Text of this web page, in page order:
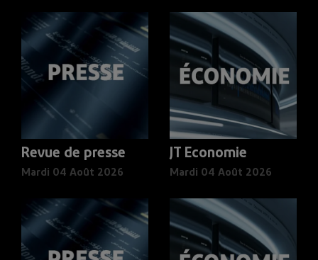
Revue de presse
Mardi 04 Août 2026
JT Economie
Mardi 04 Août 2026